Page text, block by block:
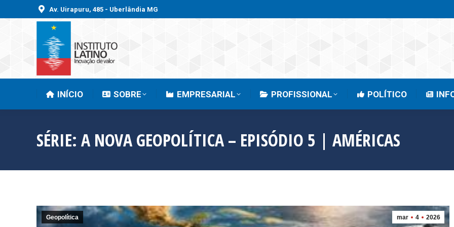
Av. Uirapuru, 485 - Uberlândia MG
INÍCIO SOBRE EMPRESARIAL PROFISSIONAL POLÍTICO
SÉRIE: A NOVA GEOPOLÍTICA – EPISÓDIO 5 | AMÉRICAS
mar 4 2026
Geopolítica